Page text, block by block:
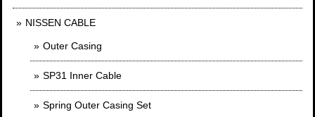
NISSEN CABLE
Outer Casing
SP31 Inner Cable
Spring Outer Casing Set